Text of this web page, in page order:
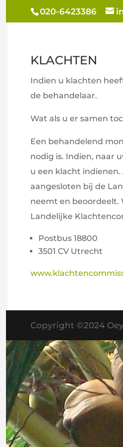
020-6423386
KLACHTEN
Indien u klachten
de behandelaar.
Wat als u er samen
Een behandelend
nodig is. Indien, naar
u een klacht
aangesloten bij de
neemt en beoordeelt.
Landelijke
Postbus 18800
3501 CV Utrecht
Copyright ©2024